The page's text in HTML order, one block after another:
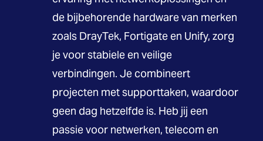
de bijbehorende hardware van merken
zoals DrayTek, Fortigate en Unify, zorg
je voor stabiele en veilige
verbindingen. Je combineert
projecten met supporttaken, waardoor
geen dag hetzelfde is. Heb jij een
passie voor netwerken, telecom en